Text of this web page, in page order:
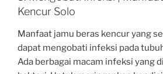
Kencur Solo
Manfaat jamu beras kencur yang
dapat mengobati infeksi pada
Ada berbagai macam infeksi yang